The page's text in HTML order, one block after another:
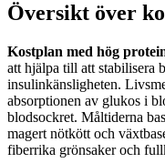
Översikt över
Kostplan med hög
att hjälpa till att stabilisera
insulinkänsligheten.
absorptionen av glukos i
blodsockret. Måltiderna
magert nötkött och
fiberrika grönsaker och